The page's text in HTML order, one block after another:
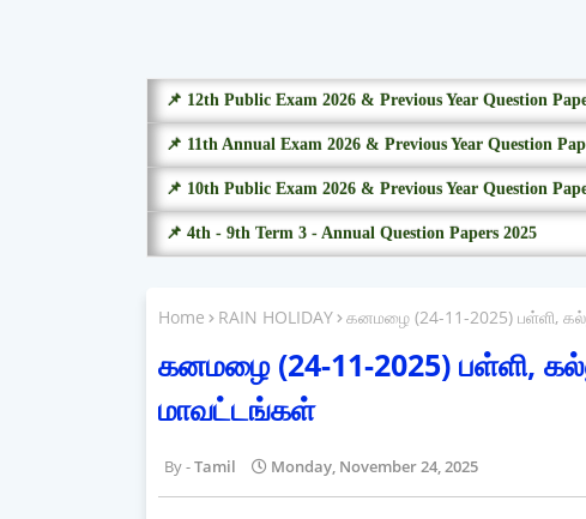
📌 12th Public Exam 2026 & Previous Year Question
📌 11th Annual Exam 2026 & Previous Year Question
📌 10th Public Exam 2026 & Previous Year Question
📌 4th - 9th Term 3 - Annual Question Papers 2025
Home RAIN HOLIDAY கனமழை (24-11-2025) பள்ளி,
கனமழை (24-11-2025) பள்ளி,
மாவட்டங்கள்
Tamil Monday, November 24, 2025